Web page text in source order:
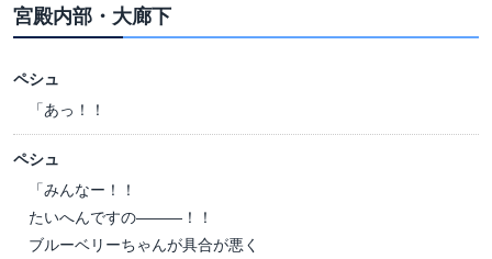
宮殿内部・大廊下
ペシュ
「あっ！！
ペシュ
「みんなー！！
たいへんですの―――！！
ブルーベリーちゃんが具合が悪く